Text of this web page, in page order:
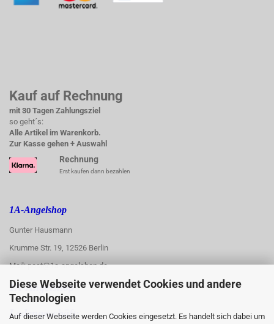
Diese Webseite verwendet Cookies und andere
Technologien
Auf dieser Webseite werden Cookies eingesetzt. Es handelt sich dabei um
Kauf auf Rechnung
mit 30 Tagen Zahlungsziel
so geht´s:
Alle Artikel im Warenkorb.
Zur Kasse gehen + Auswahl
Rechnung
Erst kaufen dann bezahlen
1A-Angelshop
Gunter Hausmann
Krumme Str. 19, 12526 Berlin
Mail: post@1a-angelshop.de
1A-Angelshop-
Ladengeschäft::